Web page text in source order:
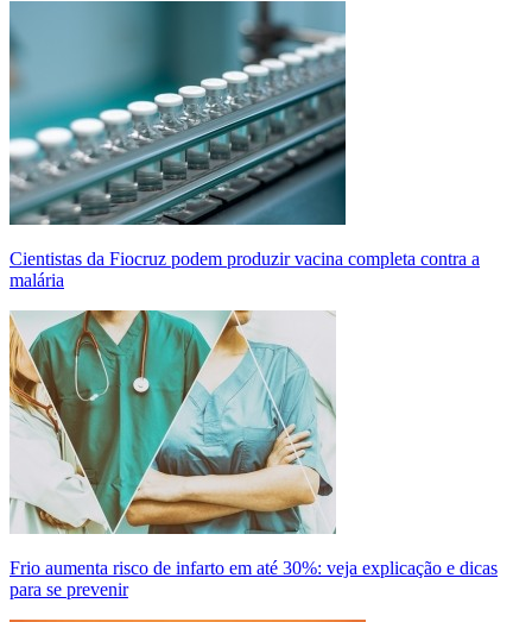
Cientistas da Fiocruz podem produzir vacina completa contra a
malária
Frio aumenta risco de infarto em até 30%: veja explicação e dicas
para se prevenir